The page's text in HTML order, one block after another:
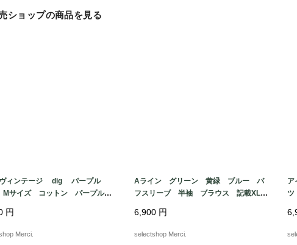
ショップの商品を見る
ィンテージ dig パープル
イズ コットン パープル
円
Merci.
Aライン グリーン 黄緑 ブルー パ
フスリーブ 半袖 ブラウス 記載XL
柄
6,900 円
selectshop Merci.
ツ
e